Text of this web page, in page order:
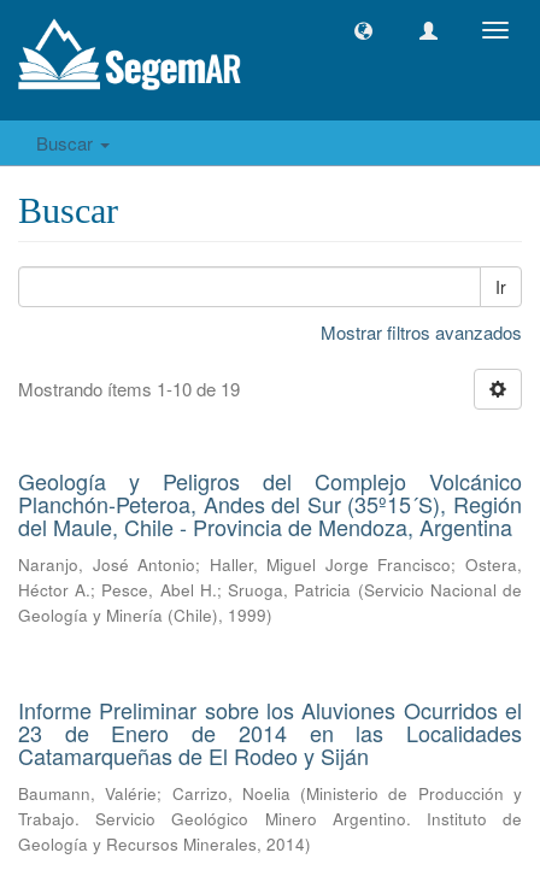
Buscar
Buscar
Ir
Mostrar filtros avanzados
Mostrando ítems 1-10 de 19
Geología y Peligros del Complejo Volcánico
Planchón-Peteroa, Andes del Sur (35º15´S), Región
del Maule, Chile - Provincia de Mendoza, Argentina
Naranjo, José Antonio; Haller, Miguel Jorge Francisco;Ostera,
Héctor A.; Pesce, Abel H.;Sruoga, Patricia (Servicio Nacional de
Geología y Minería (Chile), 1999)
Informe Preliminar sobre los Aluviones Ocurridos el
23 de Enero de 2014 en las Localidades
Catamarqueñas de El Rodeo y Siján
Baumann, Valérie; Carrizo, Noelia (Ministerio de Producción y
Trabajo. Servicio Geológico Minero Argentino. Instituto de
Geología y Recursos Minerales, 2014)